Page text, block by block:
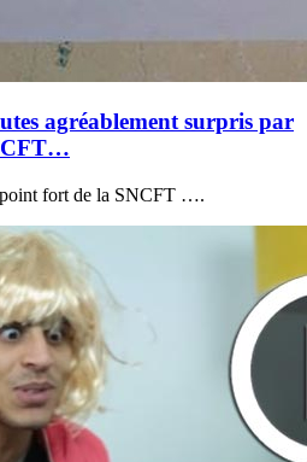
agréablement surpris par
point fort de la SNCFT ….